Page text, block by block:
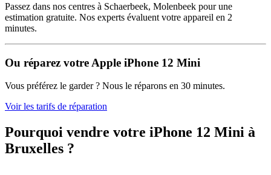
Passez dans nos centres à Schaerbeek, Molenbeek pour une
estimation gratuite. Nos experts évaluent votre appareil en 2
minutes.
Ou réparez votre Apple iPhone 12 Mini
Vous préférez le garder ? Nous le réparons en 30 minutes.
Voir les tarifs de réparation
Pourquoi vendre votre iPhone 12 Mini à
Bruxelles ?